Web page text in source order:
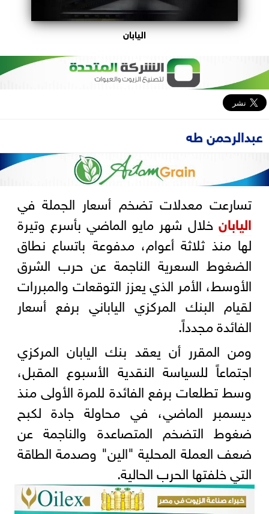
اليابان
عبدالرحمن طه
تسارعت معدلات تضخم أسعار الجملة في
اليابانخلال شهر مايو الماضي بأسرع وتيرة
لها منذ ثلاثة أعوام، مدفوعة باتساع نطاق
الضغوط السعرية الناجمة عن حرب الشرق
الأوسط، الأمر الذي يعزز التوقعات والمبررات
لقيام البنك المركزي الياباني برفع أسعار
الفائدة مجدداً.
ومن المقرر أن يعقد بنك اليابان المركزي
اجتماعاً للسياسة النقدية الأسبوع المقبل،
وسط تطلعات برفع الفائدة للمرة الأولى منذ
ديسمبر الماضي، في محاولة جادة لكبح
ضغوط التضخم المتصاعدة والناجمة عن
ضعف العملة المحلية "الين" وصدمة الطاقة
التي خلفتها الحرب الحالية.